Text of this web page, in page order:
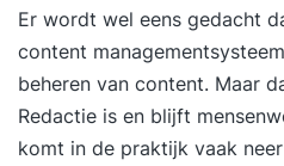
Er wordt wel eens gedacht
content
beheren van content. Maar
Redactie is en blijft
komt in de praktijk vaak